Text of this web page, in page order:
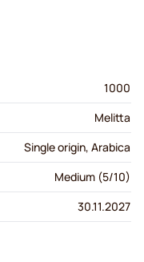
1000
Melitta
Single origin, Arabica
Medium (5/10)
30.11.2027